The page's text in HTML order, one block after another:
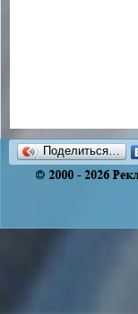
Поделиться…